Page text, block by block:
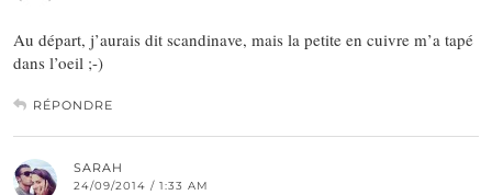
Au départ, j’aurais dit scandinave, mais la petite en cuivre m’a tapé
dans l’oeil ;-)
RÉPONDRE
SARAH
24/09/2014 / 1:33 AM